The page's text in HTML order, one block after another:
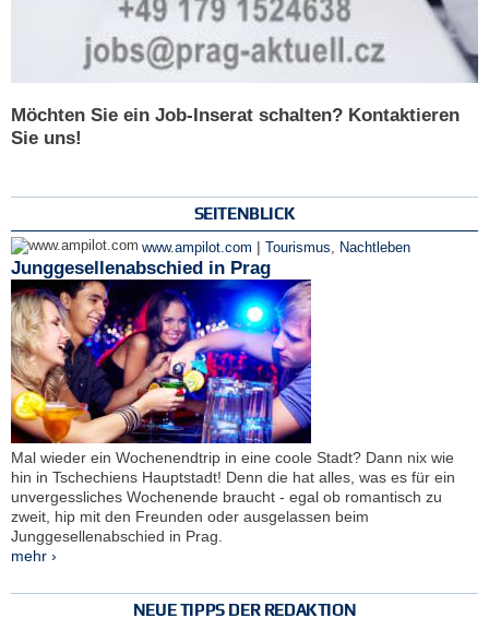
Möchten Sie ein Job-Inserat schalten? Kontaktieren
Sie uns!
SEITENBLICK
www.ampilot.com | Tourismus, Nachtleben
Junggesellenabschied in Prag
Mal wieder ein Wochenendtrip in eine coole Stadt? Dann nix wie
hin in Tschechiens Hauptstadt! Denn die hat alles, was es für ein
unvergessliches Wochenende braucht - egal ob romantisch zu
zweit, hip mit den Freunden oder ausgelassen beim
Junggesellenabschied in Prag.
mehr ›
NEUE TIPPS DER REDAKTION